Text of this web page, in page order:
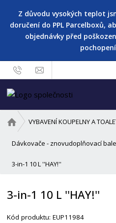
Z důvodu vysokých teplot
doručení do PPL Parcelboxů,
objednávky před
v
o
n
t
a
VYBAVENÍ KOUPELNY A
Dávkovače - znovudoplňovací
3-in-1 10 L ''HAY!''
3-in-1 10 L ''HAY!''
Kód produktu:EUP11984